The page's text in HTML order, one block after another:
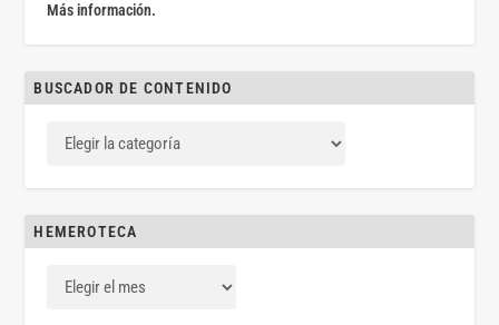
Más información.
BUSCADOR DE CONTENIDO
HEMEROTECA